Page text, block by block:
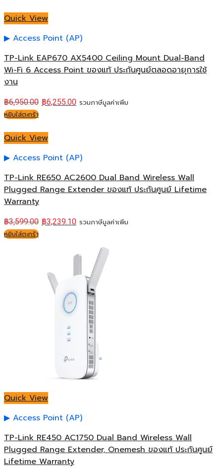
Quick View
Access Point (AP)
TP-Link EAP670 AX5400 Ceiling Mount Dual-Band
Wi-Fi 6 Access Point ของแท้ ประกันศูนย์ตลอดอายุการใช้
งาน
฿6,950.00 ฿6,255.00 รวมภาษีมูลค่าเพิ่ม
หยิบใส่ตะกร้า
Quick View
Access Point (AP)
TP-Link RE650 AC2600 Dual Band Wireless Wall
Plugged Range Extender ของแท้ ประกันศูนย์ Lifetime
Warranty
฿3,599.00 ฿3,239.10 รวมภาษีมูลค่าเพิ่ม
หยิบใส่ตะกร้า
Quick View
Access Point (AP)
TP-Link RE450 AC1750 Dual Band Wireless Wall
Plugged Range Extender, Onemesh ของแท้ ประกันศูนย์
Lifetime Warranty